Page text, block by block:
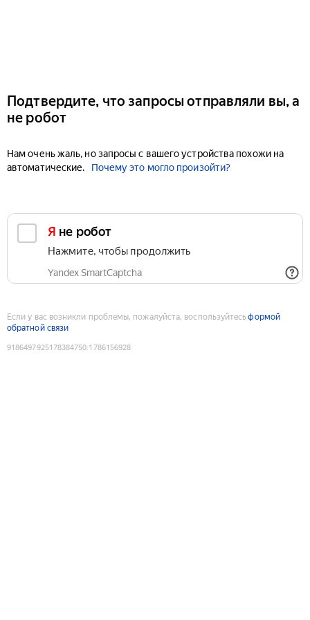
Подтвердите, что запросы отправляли вы, а
не робот
Нам очень жаль, но запросы с вашего устройства похожи на
автоматические.
Почему это могло произойти?
Я не робот
Нажмите, чтобы продолжить
Yandex SmartCaptcha
Если у вас возникли проблемы, пожалуйста, воспользуйтесьформой
обратной связи
9186497925178384750:1786156928